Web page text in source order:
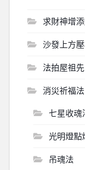
求財神增
沙發上方
法拍屋祖先
消災祈福法
七星收魂
光明燈點
吊魂法